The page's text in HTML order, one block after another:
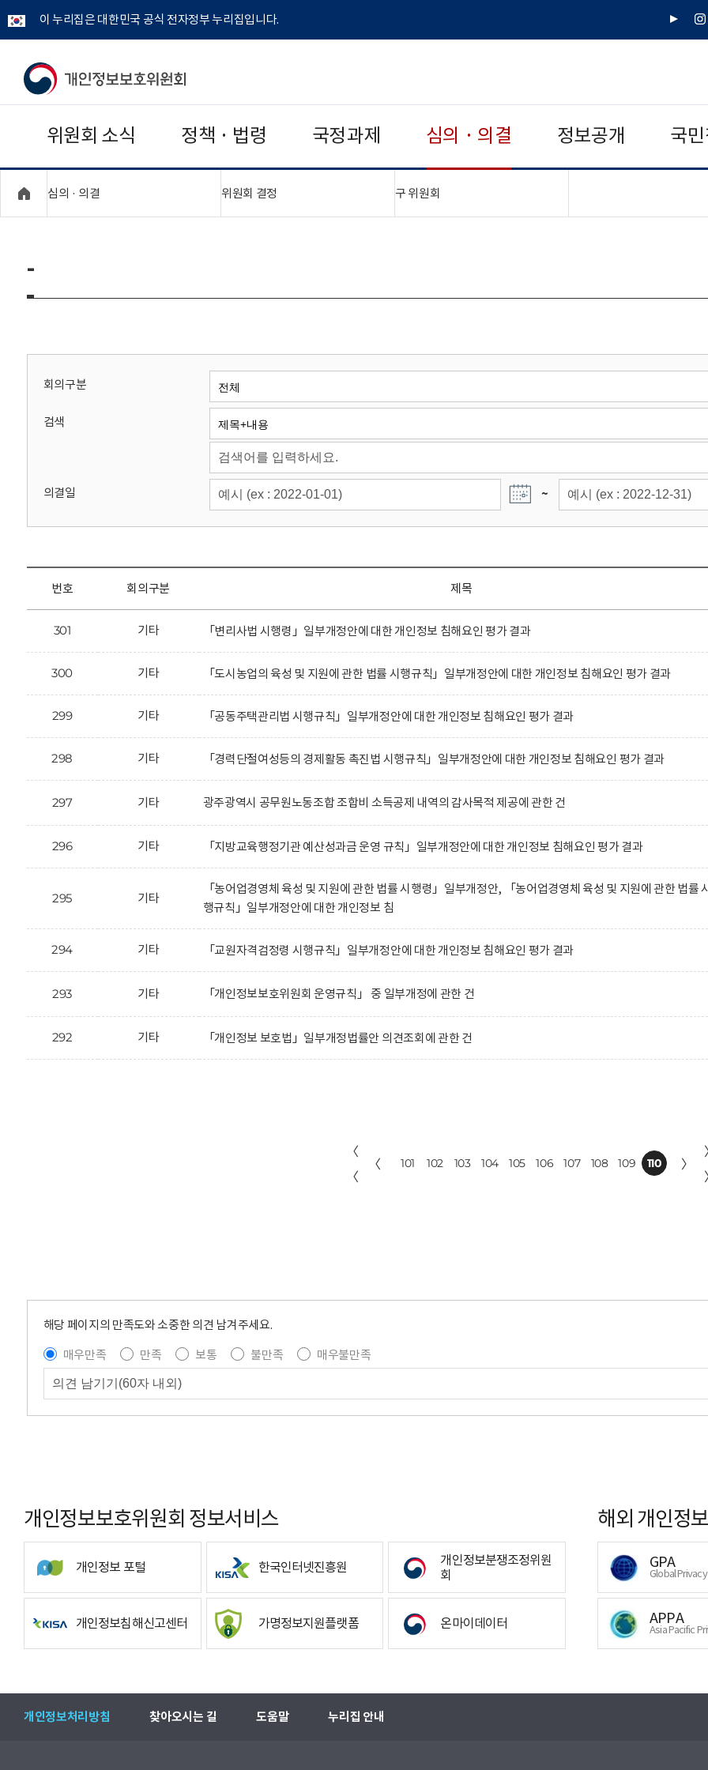
이 누리집은 대한민국 공식 전자정부 누리집입니다.
유
인
개
보
보
위
회
위원회 소식 정책 · 법령 국정과제 심의 · 의결 정보공개 국
심의 · 의결 위원회 결정 구 위원회
-
회의구분
검색
의결일 ~
번호 회의구분 제목
301 기타 「변리사법 시행령」일부개정안에 대한 개인정보 침해요인 평가 결과
300 기타 「도시농업의 육성 및 지원에 관한 법률 시행규칙」일부개정안에 대한 개인정보 침해요인 평가 결과
299 기타 「공동주택관리법 시행규칙」일부개정안에 대한 개인정보 침해요인 평가 결과
298 기타 「경력단절여성등의 경제활동 촉진법 시행규칙」일부개정안에 대한 개인정보 침해요인 평가 결과
297 기타 광주광역시 공무원노동조합 조합비 소득공제 내역의 감사목적 제공에 관한 건
296 기타 「지방교육행정기관 예산성과금 운영 규칙」일부개정안에 대한 개인정보 침해요인 평가 결과
295 기타
「농어업경영체 육성 및 지원에 관한 법률 시행령」일부개정안, 「농어업경영체 육성 및 지원에 관한 법률
행규칙」일부개정안에 대한 개인정보 침
294 기타 「교원자격검정령 시행규칙」일부개정안에 대한 개인정보 침해요인 평가 결과
293 기타 「개인정보보호위원회 운영규칙」 중 일부개정에 관한 건
292 기타 「개인정보 보호법」일부개정법률안 의견조회에 관한 건
〈
〈
〈 101 102 103 104 105 106 107 108 109 110 〉
해당 페이지의 만족도와 소중한 의견 남겨주세요.
매우만족
만족 보통 불만족
매우불만족
개인정보보호위원회 정보서비스
개인정보 포털 한국인터넷진흥원
개인정보분쟁조정위원
회
개인정보침해신고센터 가명정보지원플랫폼 온마이데이터
해외 개인정
GPA
Global
APPA
Asia Pacific
개인정보처리방침 찾아오시는 길 도움말 누리집 안내